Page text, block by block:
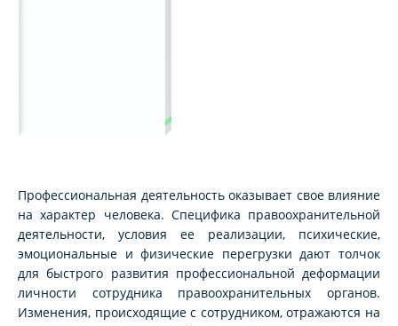
Профессиональная деятельность оказывает свое влияние
на характер человека. Специфика правоохранительной
деятельности, условия ее реализации, психические,
эмоциональные и физические перегрузки дают толчок
для быстрого развития профессиональной деформации
личности сотрудника правоохранительных органов.
Изменения, происходящие с сотрудником, отражаются на